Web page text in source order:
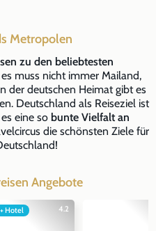
Metropolen
zu den beliebtesten
muss nicht immer Mailand,
der deutschen Heimat gibt es
Deutschland als Reiseziel ist
eine so bunte Vielfalt an
die schönsten Ziele für
Angebote
4.2
Hotel